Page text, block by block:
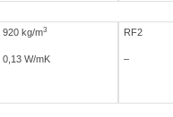
920 kg/m3 RF2
0,13 W/mK –